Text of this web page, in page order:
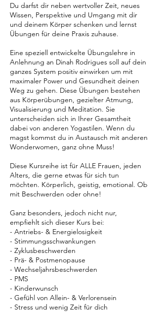
Du darfst dir neben wertvoller Zeit, neues
Wissen, Perspektive und Umgang mit dir
und deinem Körper schenken und lernst
Übungen für deine Praxis zuhause.
Eine speziell entwickelte Übungslehre in
Anlehnung an Dinah Rodrigues soll auf dein
ganzes System positiv einwirken um mit
maximaler Power und Gesundheit deinen
Weg zu gehen. Diese Übungen bestehen
aus Körperübungen, gezielter Atmung,
Visualisierung und Meditation. Sie
unterscheiden sich in Ihrer Gesamtheit
dabei von anderen Yogastilen. Wenn du
magst kommst du in Austausch mit anderen
Wonderwomen, ganz ohne Muss!
Diese Kursreihe ist für ALLE Frauen, jeden
Alters, die gerne etwas für sich tun
möchten. Körperlich, geistig, emotional. Ob
mit Beschwerden oder ohne!
Ganz besonders, jedoch nicht nur,
empfiehlt sich dieser Kurs bei:
- Antriebs- & Energielosigkeit
- ⁠Stimmungsschwankungen
- ⁠Zyklusbeschwerden
- ⁠Prä- & Postmenopause
- ⁠Wechseljahrsbeschwerden
- PMS
- ⁠Kinderwunsch
- ⁠Gefühl von Allein- & Verlorensein
- Stress und wenig Zeit für dich